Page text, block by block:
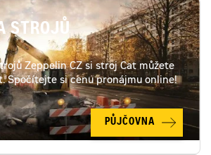
STROJŮ
Zeppelin CZ si stroj Cat můžete
Spočítejte si cenu pronájmu online!
PŮJČOVNA